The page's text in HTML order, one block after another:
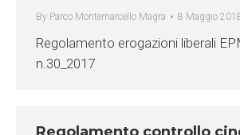
By Parco Montemarcello Magra 8 Maggio
Regolamento erogazioni liberali
n.30_2017